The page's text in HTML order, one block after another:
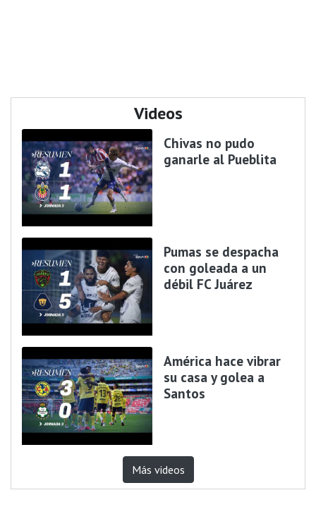
Videos
Chivas no pudo
ganarle al Pueblita
Pumas se despacha
con goleada a un
débil FC Juárez
América hace vibrar
su casa y golea a
Santos
Más videos